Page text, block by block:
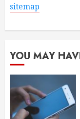
sitemap
YOU MAY